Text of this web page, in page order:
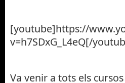
[youtube]https://
v=h7SDxG_L4eQ[/
Va venir a tots els